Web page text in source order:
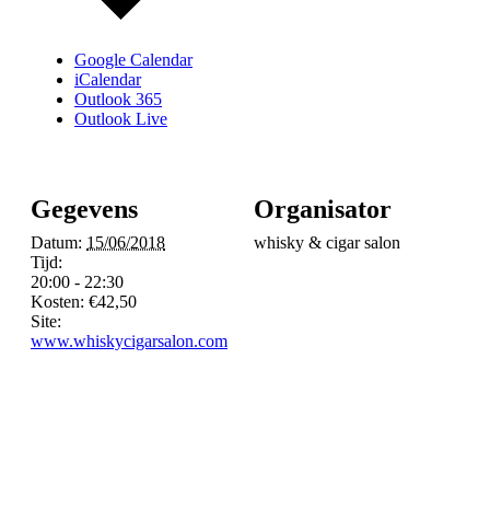
Google Calendar
iCalendar
Outlook 365
Outlook Live
Gegevens
Datum: 15/06/2018
Tijd:
20:00 - 22:30
Kosten: €42,50
Site:
www.whiskycigarsalon.com
Organisator
whisky & cigar salon